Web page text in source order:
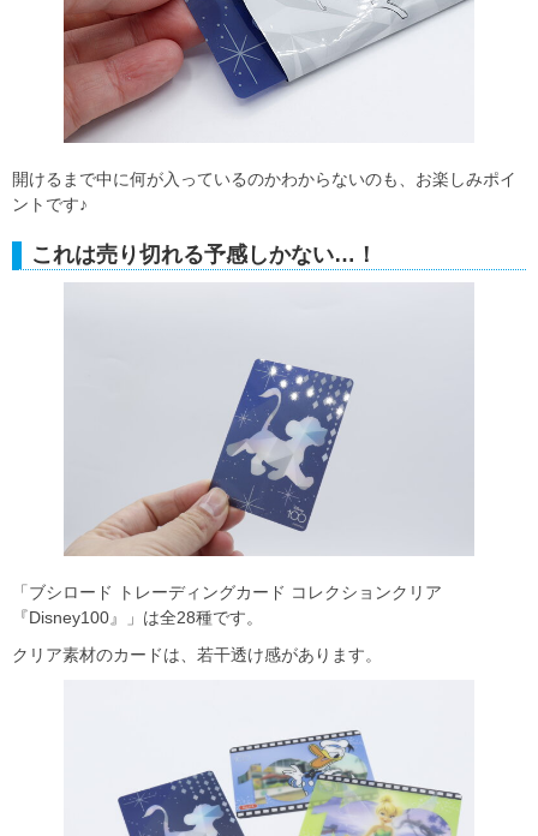
開けるまで中に何が入っているのかわからないのも、お楽しみポイ
ントです♪
これは売り切れる予感しかない…！
「ブシロード トレーディングカード コレクションクリア
『Disney100』」は全28種です。
クリア素材のカードは、若干透け感があります。